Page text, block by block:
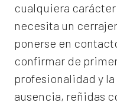
cualquiera
necesita un
ponerse en
confirmar de
profesionalidad y
ausencia, reñidas